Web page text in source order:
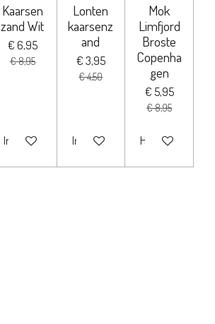
Kaarsen
zand Wit
€ 6,95
€ 8,95
In winkelwagen
Lonten
kaarsenz
and
€ 3,95
€ 4,50
In winkelwagen
Mok
Limfjord
Broste
Copenha
gen
€ 5,95
€ 8,95
Houd mij op de